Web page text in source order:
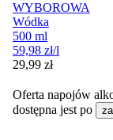
WYBOROWA
Wódka
500 ml
59,98 zł/l
Cena
29,99 zł
Oferta napojów
dostępna jest po